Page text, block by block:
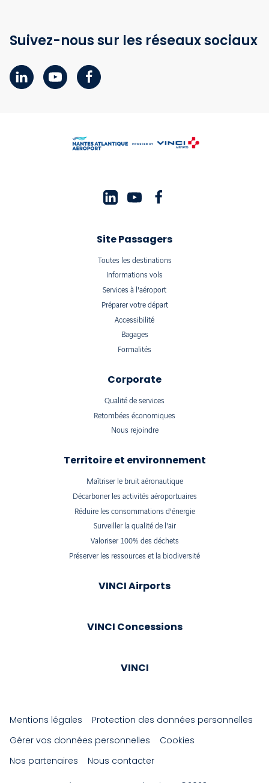
Suivez-nous sur les réseaux sociaux
Site Passagers
Toutes les destinations
Informations vols
Services à l'aéroport
Préparer votre départ
Accessibilité
Bagages
Formalités
Corporate
Qualité de services
Retombées économiques
Nous rejoindre
Territoire et environnement
Maîtriser le bruit aéronautique
Décarboner les activités aéroportuaires
Réduire les consommations d'énergie
Surveiller la qualité de l'air
Valoriser 100% des déchets
Préserver les ressources et la biodiversité
VINCI Airports
VINCI Concessions
VINCI
Mentions légales
Protection des données personnelles
Gérer vos données personnelles
Cookies
Nos partenaires
Nous contacter